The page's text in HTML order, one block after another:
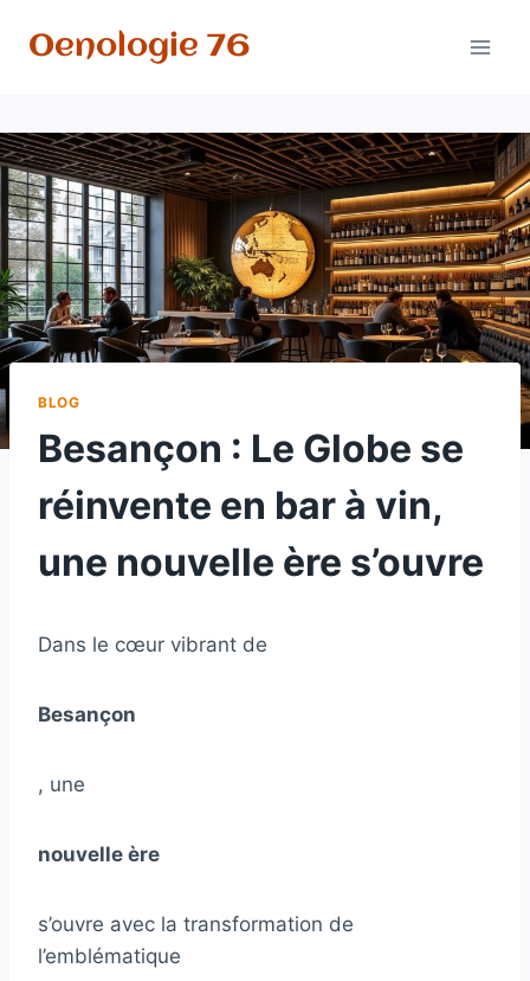
Oenologie 76
BLOG
Besançon : Le Globe se
réinvente en bar à vin,
une nouvelle ère s’ouvre
Dans le cœur vibrant de
Besançon
, une
nouvelle ère
s’ouvre avec la transformation de
l’emblématique